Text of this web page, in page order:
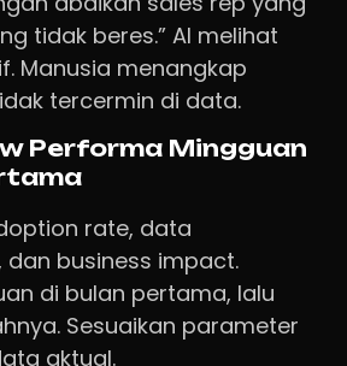
tidak beres.” AI melihat
Manusia menangkap
tercermin di data.
Performa Mingguan
rate, data
dan business impact.
di bulan pertama, lalu
Sesuaikan parameter
aktual.